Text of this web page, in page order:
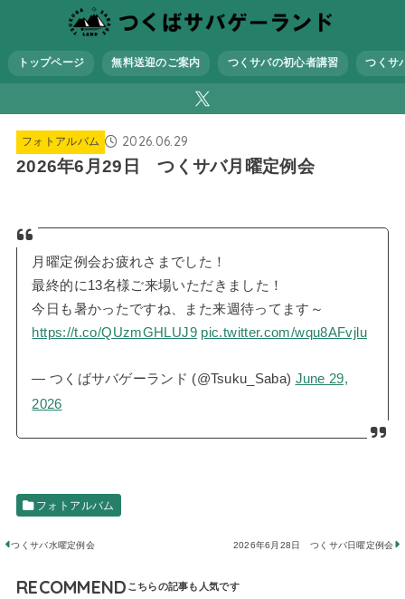
トップページ 無料送迎のご案内 つくサバの初心者講習 つくサ
フォトアルバム 2026.06.29
2026年6月29日 つくサバ月曜定例会
月曜定例会お疲れさまでした！
最終的に13名様ご来場いただきました！
今日も暑かったですね、また来週待ってます～
https://t.co/QUzmGHLUJ9 pic.twitter.com/wqu8AFvjlu
— つくばサバゲーランド (@Tsuku_Saba) June 29,
2026
フォトアルバム
つくサバ水曜定例会 2026年6月28日 つくサバ日曜定例会
RECOMMEND